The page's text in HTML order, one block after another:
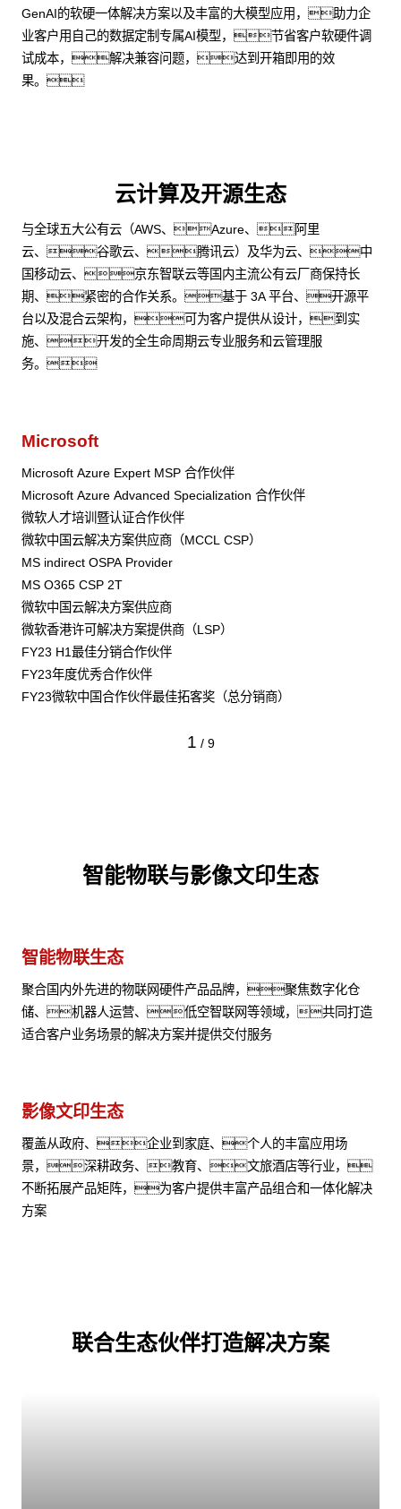
GenAI的软硬一体解决方案以及丰富的大模型应用，助力企
业客户用自己的数据定制专属AI模型，节省客户软硬件调
试成本，解决兼容问题，达到开箱即用的效
果。
云计算及开源生态
与全球五大公有云（AWS、Azure、阿里
云、谷歌云、腾讯云）及华为云、中
国移动云、京东智联云等国内主流公有云厂商保持长
期、紧密的合作关系。基于 3A 平台、开源平
台以及混合云架构，可为客户提供从设计，到实
施、开发的全生命周期云专业服务和云管理服
务。
Microsoft
Microsoft Azure Expert MSP 合作伙伴
Microsoft Azure Advanced Specialization 合作伙伴
微软人才培训暨认证合作伙伴
微软中国云解决方案供应商（MCCL CSP）
MS indirect OSPA Provider
MS O365 CSP 2T
微软中国云解决方案供应商
微软香港许可解决方案提供商（LSP）
FY23 H1最佳分销合作伙伴
FY23年度优秀合作伙伴
FY23微软中国合作伙伴最佳拓客奖（总分销商）
1 / 9
智能物联与影像文印生态
智能物联生态
聚合国内外先进的物联网硬件产品品牌，聚焦数字化仓
储、机器人运营、低空智联网等领域，共同打造
适合客户业务场景的解决方案并提供交付服务
影像文印生态
覆盖从政府、企业到家庭、个人的丰富应用场
景，深耕政务、教育、文旅酒店等行业，
不断拓展产品矩阵，为客户提供丰富产品组合和一体化解决
方案
联合生态伙伴打造解决方案